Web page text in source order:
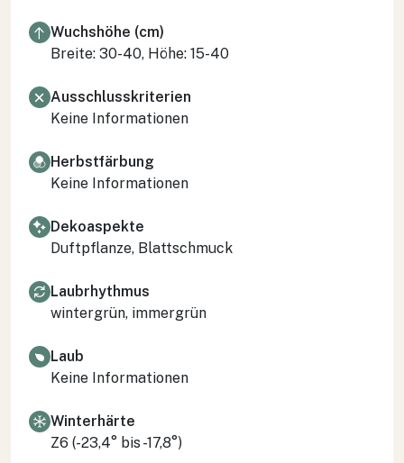
Wuchshöhe (cm)
Breite: 30-40, Höhe: 15-40
Ausschlusskriterien
Keine Informationen
Herbstfärbung
Keine Informationen
Dekoaspekte
Duftpflanze, Blattschmuck
Laubrhythmus
wintergrün, immergrün
Laub
Keine Informationen
Winterhärte
Z6 (-23,4° bis -17,8°)